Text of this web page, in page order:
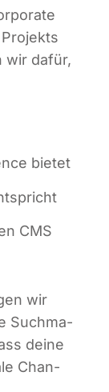
wir dafür,
bietet
CMS
wir
Such­ma­
dei­ne
Chan­